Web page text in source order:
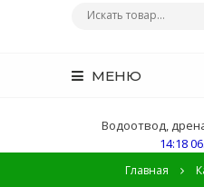
МЕНЮ
Водоотвод,
14:18
Главная